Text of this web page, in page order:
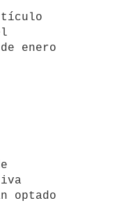
enero
optado